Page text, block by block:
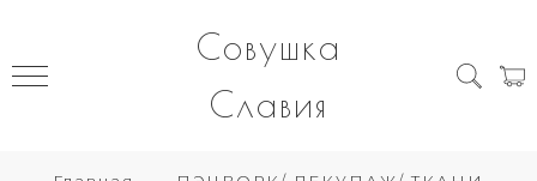
Совушка
Славия